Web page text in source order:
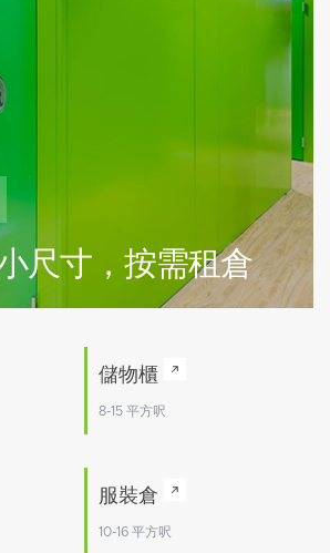
尺寸，按需租倉
儲物櫃
8-15 平方呎
服裝倉
10-16 平方呎